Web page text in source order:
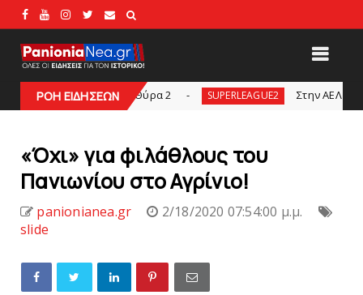
ΡΟΗ ΕΙΔΗΣΕΩΝ
για τη Θύρα 2 SUPERLEAGUE2 Στην AEΛ ο Παπαγεωργίου
«Όχι» για φιλάθλους του
Πανιωνίου στο Αγρίνιο!
panionianea.gr
2/18/2020 07:54:00 μ.μ.
slide